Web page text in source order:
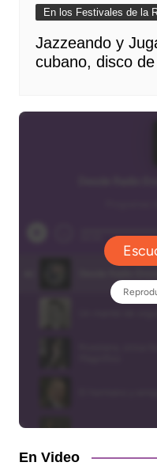
En los Festivales de la
Jazzeando y
cubano, disco
En Video